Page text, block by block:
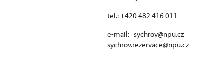
tel.: +420 482 416 011
e-mail: sychrov@npu.cz
sychrov.rezervace@npu.cz